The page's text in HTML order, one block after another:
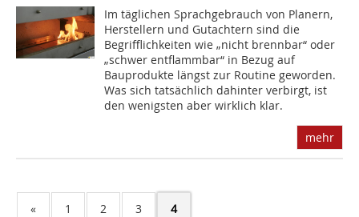
Im täglichen Sprachgebrauch von Planern,
Herstellern und Gutachtern sind die
Begrifflichkeiten wie „nicht brennbar“ oder
„schwer entflammbar“ in Bezug auf
Bauprodukte längst zur Routine geworden.
Was sich tatsächlich dahinter verbirgt, ist
den wenigsten aber wirklich klar.
mehr
« 1 2 3 4